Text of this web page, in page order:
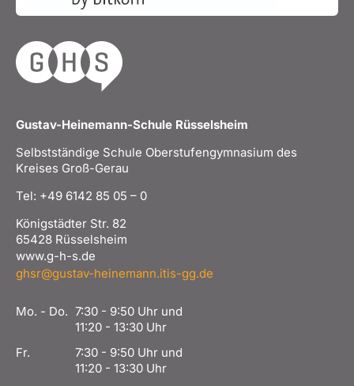
Gustav-Heinemann-Schule Rüsselsheim
Selbstständige Schule Oberstufengymnasium des
Kreises Groß-Gerau
Tel: +49 6142 85 05 – 0
Königstädter Str. 82
65428 Rüsselsheim
www.g-h-s.de
ghsr@gustav-heinemann.itis-gg.de
Mo. - Do. 7:30 - 9:50 Uhr und
11:20 - 13:30 Uhr
Fr.
7:30 - 9:50 Uhr und
11:20 - 13:30 Uhr